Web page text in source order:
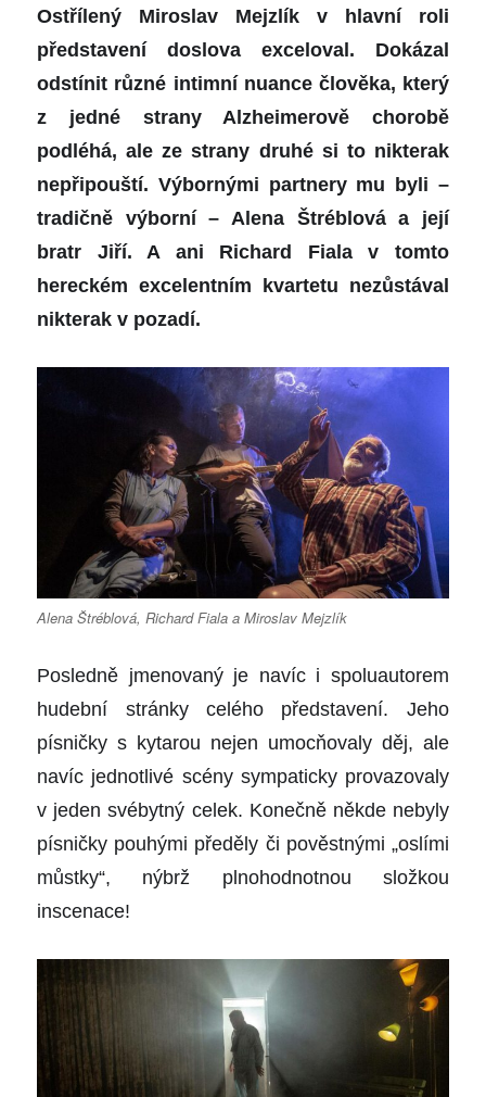
Ostřílený Miroslav Mejzlík v hlavní roli
představení doslova exceloval. Dokázal
odstínit různé intimní nuance člověka, který
z jedné strany Alzheimerově chorobě
podléhá, ale ze strany druhé si to nikterak
nepřipouští. Výbornými partnery mu byli –
tradičně výborní – Alena Štréblová a její
bratr Jiří. A ani Richard Fiala v tomto
hereckém excelentním kvartetu nezůstával
nikterak v pozadí.
Alena Štréblová, Richard Fiala a Miroslav Mejzlík
Posledně jmenovaný je navíc i spoluautorem
hudební stránky celého představení. Jeho
písničky s kytarou nejen umocňovaly děj, ale
navíc jednotlivé scény sympaticky provazovaly
v jeden svébytný celek. Konečně někde nebyly
písničky pouhými předěly či pověstnými „oslími
můstky“, nýbrž plnohodnotnou složkou
inscenace!